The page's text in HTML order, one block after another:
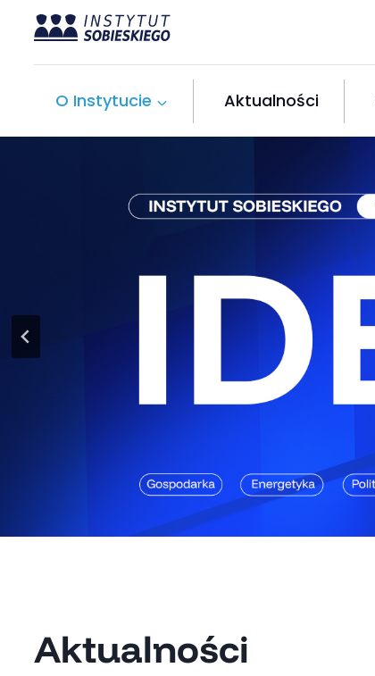
Przejdź
treści
O Instytucie Aktualności
Aktualności